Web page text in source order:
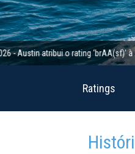
atribui o rating ‘brAA(sf)’ à 2ª
Ratings